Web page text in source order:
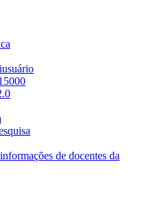
de docentes da